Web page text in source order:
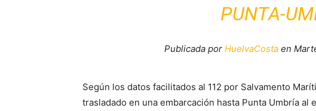
PUNTA-
Publicada por HuelvaCostaen
Según los datos facilitados al 112 por Salvamento
trasladado en una embarcación hasta Punta Umbría